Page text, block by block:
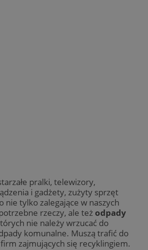
pralki, telewizory,
i gadżety, zużyty sprzęt
nie tylko zalegające w naszych
rzeczy, ale też odpady
nie należy wrzucać do
komunalne. Muszą trafić do
zajmujących się recyklingiem.